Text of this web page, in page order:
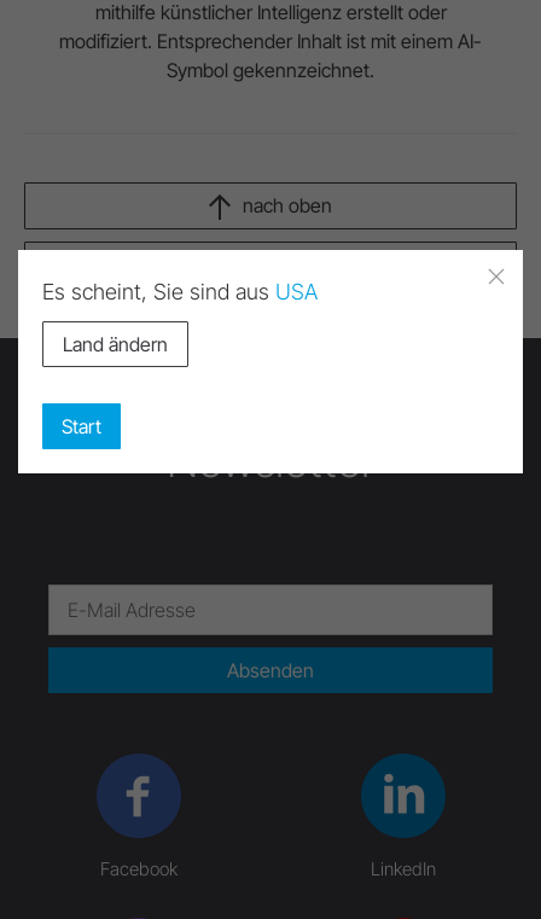
mithilfe künstlicher Intelligenz erstellt oder
modifiziert. Entsprechender Inhalt ist mit einem AI-
Symbol gekennzeichnet.
nach oben
Newsletter
Absenden
Facebook LinkedIn
Es scheint, Sie sind aus USA
Land ändern
Start